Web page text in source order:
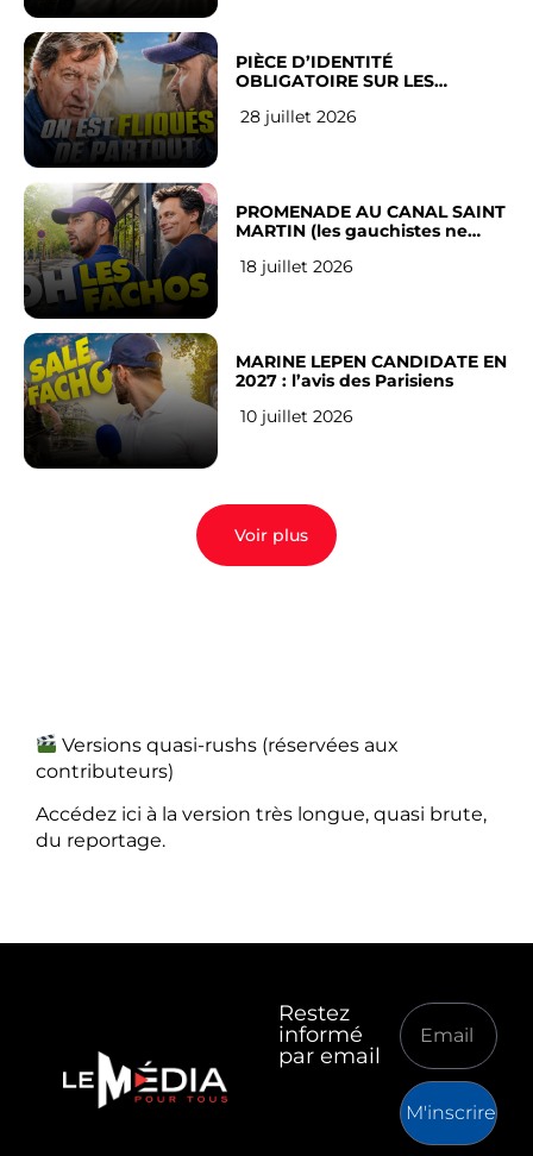
PIÈCE D’IDENTITÉ
OBLIGATOIRE SUR LES
Français
28 juillet 2026
PROMENADE AU CANAL SAINT
MARTIN (les gauchistes ne
18 juillet 2026
MARINE LEPEN CANDIDATE EN
2027 : l’avis des Parisiens
10 juillet 2026
Voir plus
Versions quasi-rushs (réservées aux
contributeurs)
Accédez ici à la version très longue, quasi brute,
du reportage.
Restez
informé
par email
M'inscrire